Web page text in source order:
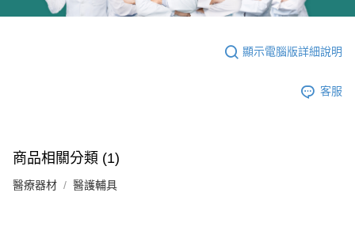
顯示電腦版詳細說明
客服
商品相關分類 (1)
醫療器材 醫護輔具